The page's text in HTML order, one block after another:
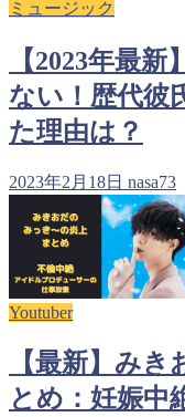
ミュージック
【2023年最
ない！歴代彼
た理由は？
2023年2月18日 nasa73
Youtuber
【最新】み
とめ：妊娠中